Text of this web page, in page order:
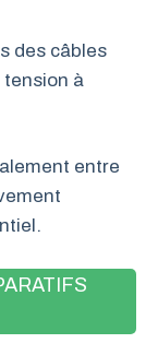
des câbles
tension à
entre